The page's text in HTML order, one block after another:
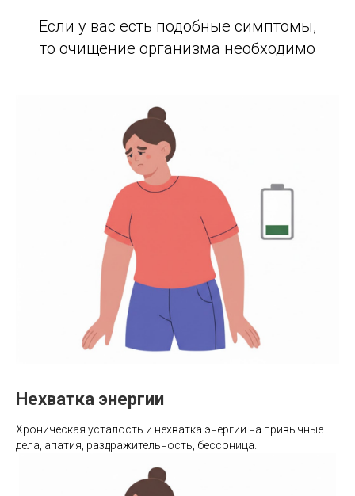
Если у вас есть подобные симптомы,
то очищение организма необходимо
Нехватка энергии
Хроническая усталость и нехватка энергии на привычные
дела, апатия, раздражительность, бессоница.